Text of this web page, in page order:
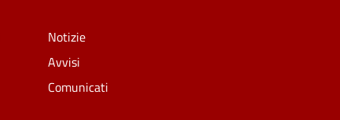
Notizie
Avvisi
Comunicati